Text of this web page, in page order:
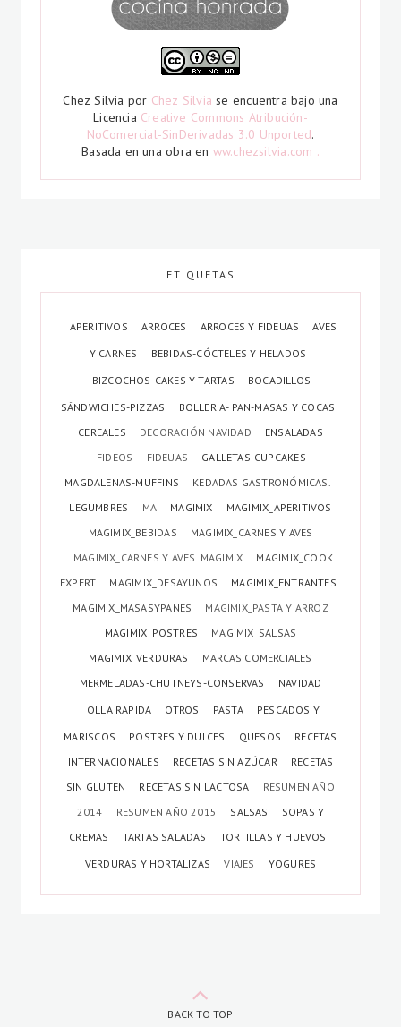
Chez Silvia por Chez Silvia se encuentra bajo una
Licencia Creative Commons Atribución-
NoComercial-SinDerivadas 3.0 Unported.
Basada en una obra en ww.chezsilvia.com .
ETIQUETAS
APERITIVOS ARROCES ARROCES Y FIDEUAS
AVES
Y CARNES
BEBIDAS-CÓCTELES Y HELADOS
BIZCOCHOS-CAKES Y TARTAS
BOCADILLOS-
SÁNDWICHES-PIZZAS
BOLLERIA- PAN-MASAS Y COCAS
CEREALES
DECORACIÓN NAVIDAD
ENSALADAS
FIDEOS
FIDEUAS
GALLETAS-CUPCAKES-
MAGDALENAS-MUFFINS
KEDADAS GASTRONÓMICAS.
LEGUMBRES
MA MAGIMIX
MAGIMIX_APERITIVOS
MAGIMIX_BEBIDAS
MAGIMIX_CARNES Y AVES
MAGIMIX_CARNES Y AVES. MAGIMIX
MAGIMIX_COOK
EXPERT
MAGIMIX_DESAYUNOS
MAGIMIX_ENTRANTES
MAGIMIX_MASASYPANES
MAGIMIX_PASTA Y ARROZ
MAGIMIX_POSTRES
MAGIMIX_SALSAS
MAGIMIX_VERDURAS
MARCAS COMERCIALES
MERMELADAS-CHUTNEYS-CONSERVAS
NAVIDAD
OLLA RAPIDA
OTROS PASTA
PESCADOS Y
MARISCOS
POSTRES Y DULCES QUESOS
RECETAS
INTERNACIONALES
RECETAS SIN AZÚCAR
RECETAS
SIN GLUTEN
RECETAS SIN LACTOSA
RESUMEN AÑO
2014
RESUMEN AÑO 2015 SALSAS
SOPAS Y
CREMAS
TARTAS SALADAS
TORTILLAS Y HUEVOS
VERDURAS Y HORTALIZAS
VIAJES YOGURES
BACK TO TOP